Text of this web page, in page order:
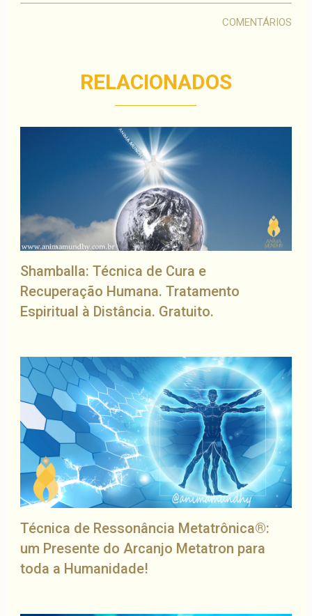
COMENTÁRIOS
RELACIONADOS
Shamballa: Técnica de Cura e
Recuperação Humana. Tratamento
Espiritual à Distância. Gratuito.
Técnica de Ressonância Metatrônica®:
um Presente do Arcanjo Metatron para
toda a Humanidade!